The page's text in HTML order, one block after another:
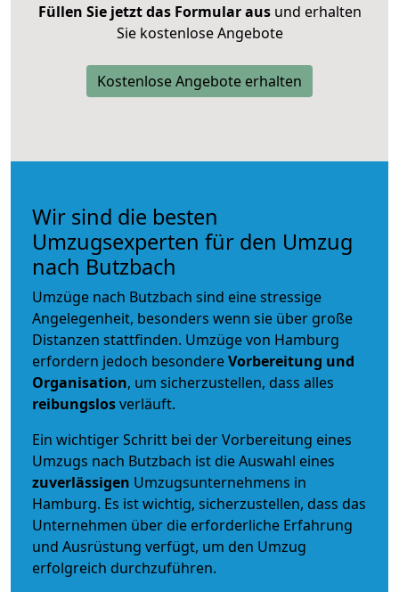
Füllen Sie jetzt das Formular ausund erhalten
Sie kostenlose Angebote
Kostenlose Angebote erhalten
Wir sind die besten
Umzugsexperten für den Umzug
nach Butzbach
Umzüge nach Butzbach sind eine stressige
Angelegenheit, besonders wenn sie über große
Distanzen stattfinden. Umzüge von Hamburg
erfordern jedoch besondereVorbereitung und
Organisation, um sicherzustellen, dass alles
reibungslosverläuft.
Ein wichtiger Schritt bei der Vorbereitung eines
Umzugs nach Butzbach ist die Auswahl eines
zuverlässigen Umzugsunternehmens in
Hamburg. Es ist wichtig, sicherzustellen, dass das
Unternehmen über die erforderliche Erfahrung
und Ausrüstung verfügt, um den Umzug
erfolgreich durchzuführen.